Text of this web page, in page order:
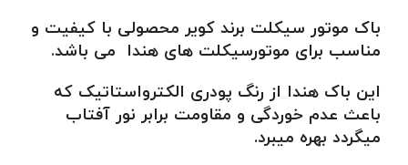
باک موتور سیکلت برند کویر محصولی با کیفیت و
مناسب برای موتورسیکلت های هندا می باشد.
این باک هندا از رنگ پودری الکترواستاتیک که
باعث عدم خوردگی و مقاومت برابر نور آفتاب
میگردد بهره میبرد.